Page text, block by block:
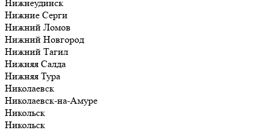
Нижнеудинск
Нижние Серги
Нижний Ломов
Нижний Новгород
Нижний Тагил
Нижняя Салда
Нижняя Тура
Николаевск
Николаевск-на-Амуре
Никольск
Никольск